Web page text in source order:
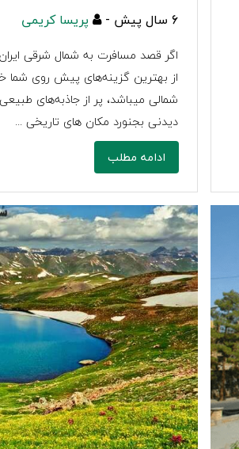
6 سال پیش - پریسا کریمی
اگر قصد مسافرت به شمال شرقی
از بهترین گزینه‌های پیش روی شما
شمالی میباشد، پر از جاذبه‌های
دیدنی بجنورد مکان های تاریخی ...
ادامه مطلب